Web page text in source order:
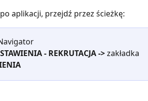
aplikacji, przejdź przez ścieżkę:
- REKRUTACJA -> zakładka